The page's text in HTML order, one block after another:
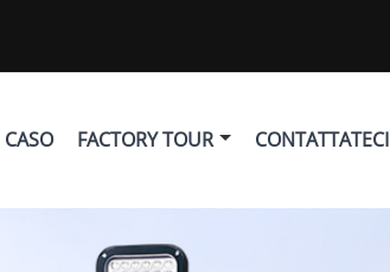
CASO FACTORY TOUR CONTATTATECI